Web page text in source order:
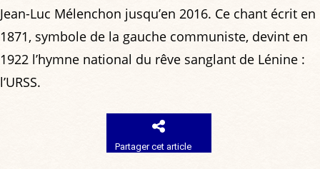
Jean-Luc Mélenchon jusqu’en 2016. Ce chant écrit en
1871, symbole de la gauche communiste, devint en
1922 l’hymne national du rêve sanglant de Lénine :
l’URSS.
Partager cet article